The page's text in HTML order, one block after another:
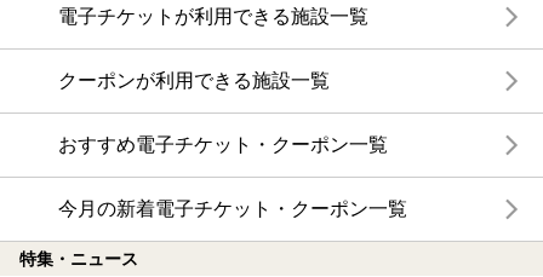
電子チケットが利用できる施設一覧
クーポンが利用できる施設一覧
おすすめ電子チケット・クーポン一覧
今月の新着電子チケット・クーポン一覧
特集・ニュース